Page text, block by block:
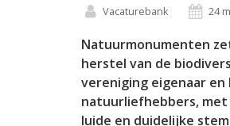
Vacaturebank 24
Natuurmonumenten
herstel van de
vereniging eigenaar
natuurliefhebbers, met
luide en duidelijke